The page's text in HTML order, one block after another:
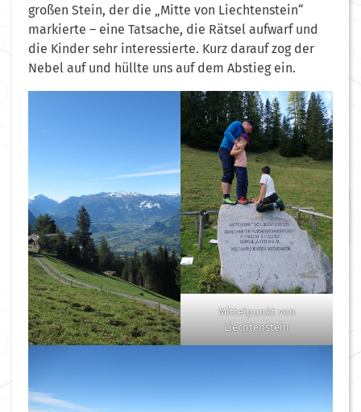
großen Stein, der die „Mitte von Liechtenstein“
markierte – eine Tatsache, die Rätsel aufwarf und
die Kinder sehr interessierte. Kurz darauf zog der
Nebel auf und hüllte uns auf dem Abstieg ein.
Mittelpunkt von
Liechtenstein